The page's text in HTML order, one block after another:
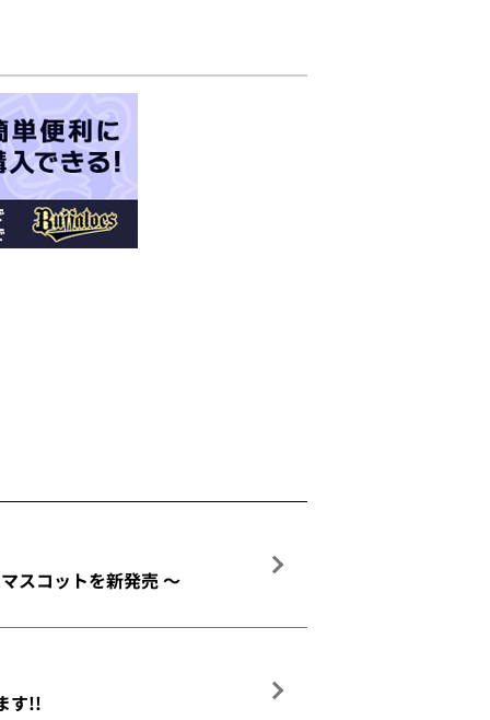
スコットを新発売 ～
す!!